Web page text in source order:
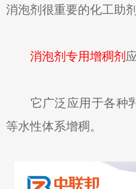
消泡剂很重要的化工助剂
消泡剂专用增稠剂
它广泛应用于各种乳
等水性体系增稠。